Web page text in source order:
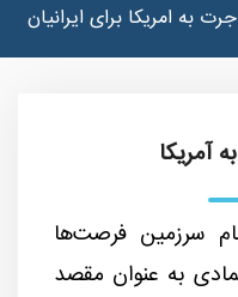
آمریکا
سرزمین فرصت‌ها
به عنوان مقصد